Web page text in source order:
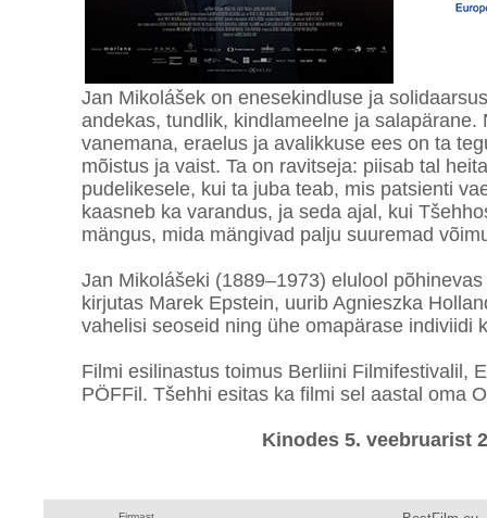
Jan Mikolášek on enesekindluse ja
andekas, tundlik, kindlameelne ja salapärane.
vanemana, eraelus ja avalikkuse ees on ta
mõistus ja vaist. Ta on ravitseja: piisab tal
pudelikesele, kui ta juba teab, mis patsienti
kaasneb ka varandus, ja seda ajal, kui
mängus, mida mängivad palju suuremad
Jan Mikolášeki (1889–1973) elulool
kirjutas Marek Epstein, uurib Agnieszka
vahelisi seoseid ning ühe omapärase indiviidi
Filmi esilinastus toimus Berliini Filmifestivalil,
PÖFFil. Tšehhi esitas ka filmi sel aastal oma
Kinodes 5. veebruarist